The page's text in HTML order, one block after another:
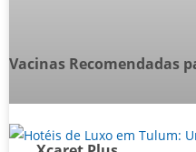
Vacinas Recomendadas